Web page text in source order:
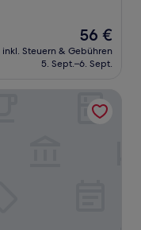
Der
Preis
beträgt
56 €
inkl. Steuern & Gebühren
5. Sept.–6. Sept.